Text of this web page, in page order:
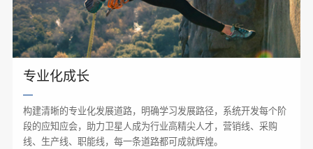
专业化成长
构建清晰的专业化发展道路，明确学习发展路径，系统开发每个阶
段的应知应会，助力卫星人成为行业高精尖人才，营销线、采购
线、生产线、职能线，每一条道路都可成就辉煌。